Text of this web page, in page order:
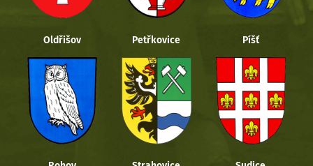
Oldřišov Petřkovice Píšť